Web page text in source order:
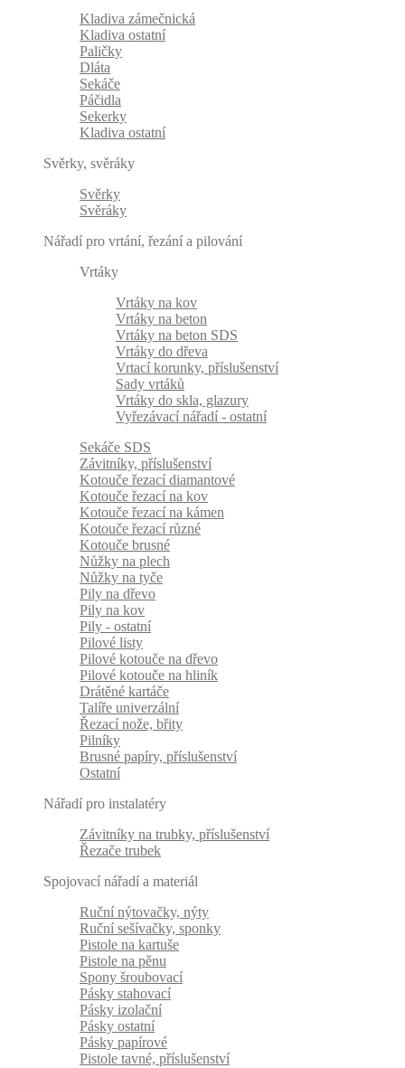
Kladiva zámečnická
Kladiva ostatní
Paličky
Dláta
Sekáče
Páčidla
Sekerky
Kladiva ostatní
Svěrky, svěráky
Svěrky
Svěráky
Nářadí pro vrtání, řezání a pilování
Vrtáky
Vrtáky na kov
Vrtáky na beton
Vrtáky na beton SDS
Vrtáky do dřeva
Vrtací korunky, příslušenství
Sady vrtáků
Vrtáky do skla, glazury
Vyřezávací nářadí - ostatní
Sekáče SDS
Závitníky, příslušenství
Kotouče řezací diamantové
Kotouče řezací na kov
Kotouče řezací na kámen
Kotouče řezací různé
Kotouče brusné
Nůžky na plech
Nůžky na tyče
Pily na dřevo
Pily na kov
Pily - ostatní
Pilové listy
Pilové kotouče na dřevo
Pilové kotouče na hliník
Drátěné kartáče
Talíře univerzální
Řezací nože, břity
Pilníky
Brusné papíry, příslušenství
Ostatní
Nářadí pro instalatéry
Závitníky na trubky, příslušenství
Řezače trubek
Spojovací nářadí a materiál
Ruční nýtovačky, nýty
Ruční sešívačky, sponky
Pistole na kartuše
Pistole na pěnu
Spony šroubovací
Pásky stahovací
Pásky izolační
Pásky ostatní
Pásky papírové
Pistole tavné, příslušenství